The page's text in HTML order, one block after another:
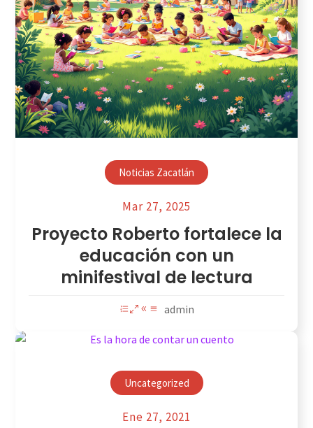
Noticias Zacatlán
Mar 27, 2025
Proyecto Roberto fortalece la
educación con un
minifestival de lectura
admin
Uncategorized
Ene 27, 2021